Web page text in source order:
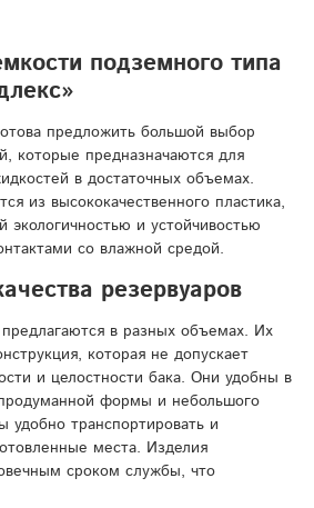
подземного типа
предложить большой выбор
которые предназначаются для
в достаточных объемах.
из высококачественного пластика,
экологичностью и устойчивостью
со влажной средой.
резервуаров
в разных объемах. Их
которая не допускает
и целостности бака. Они удобны в
формы и небольшого
удобно транспортировать и
места. Изделия
сроком службы, что